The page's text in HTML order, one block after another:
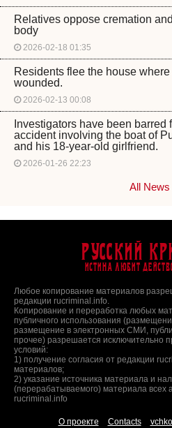
Relatives oppose cremation
body
2026-02-18 01:35
Residents flee the house
wounded.
2026-02-13 00:08
Investigators have been
accident involving the boat of
and his 18-year-old girlfriend.
2026-01-26 22:23
All
Русский
Истина любит
Любое копирование материалов
редакции rucriminal.info.
Копирование и переработка любых
публичного использования
размещение в электронных СМИ,
прочее) разрешается исключительно
условий:
1) получение согласия от редакции
материалов;
2) указание источника материала и
(перерабатываемого) материала всех
rucriminal.info
О проекте Contacts